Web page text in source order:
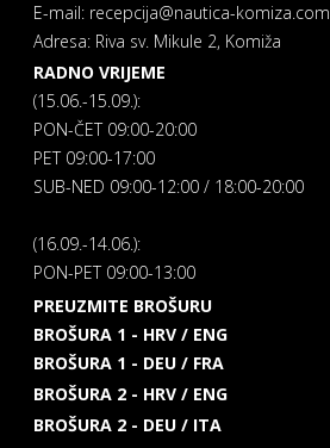
E-mail: recepcija@nautica-komiza.com
Adresa: Riva sv. Mikule 2, Komiža
RADNO VRIJEME
(15.06.-15.09.):
PON-ČET 09:00-20:00
PET 09:00-17:00
SUB-NED 09:00-12:00 / 18:00-20:00
(16.09.-14.06.):
PON-PET 09:00-13:00
PREUZMITE BROŠURU
BROŠURA 1 - HRV / ENG
BROŠURA 1 - DEU / FRA
BROŠURA 2 - HRV / ENG
BROŠURA 2 - DEU / ITA